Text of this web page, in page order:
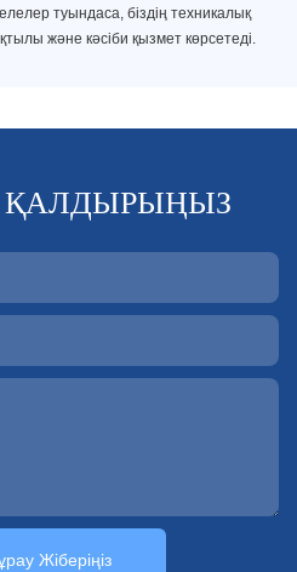
туындаса, біздің техникалық
және кәсіби қызмет көрсетеді.
Жіберіңіз